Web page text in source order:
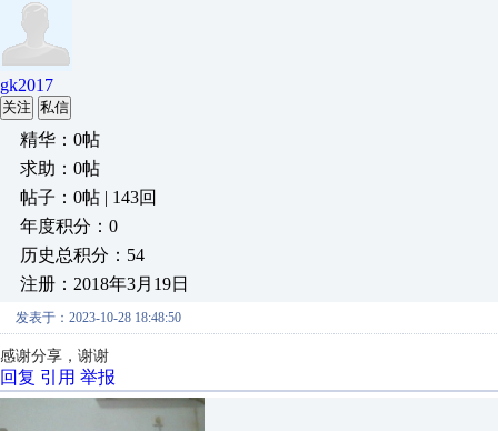
gk2017
关注 私信
精华：0帖
求助：0帖
帖子：0帖 | 143回
年度积分：0
历史总积分：54
注册：2018年3月19日
发表于：2023-10-28 18:48:50
感谢分享，谢谢
回复 引用 举报